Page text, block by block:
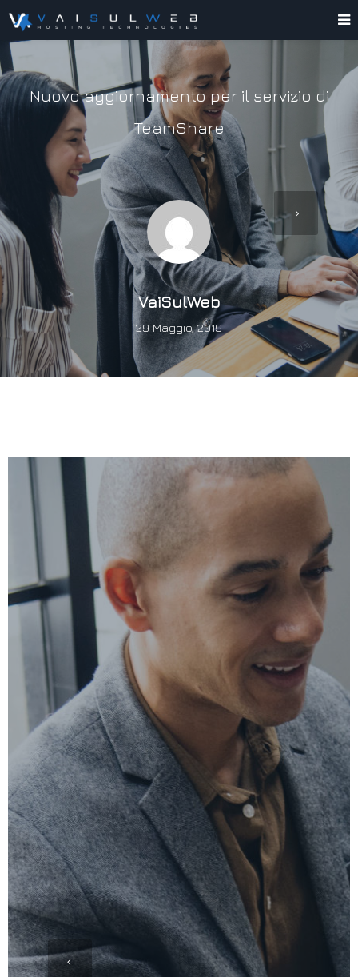
Nuovo aggiornamento per il servizio di
TeamShare
VaiSulWeb
29 Maggio, 2019
E’ stato pubblicato un nuovo aggiornamento per il servizio
TeamShare. La nuova versione include soprattutto
miglioramenti per le prestazioni ed alcune funzionalità per
una più semplice condivisione dei file. Contemporaneamente
sono stati anche aggiornati i client Windows e Mac e il
server agent per Windows. Inoltre una nuova versione della
app per Android che è stata distribuita sul Play Store di
Google e sarà quindi disponibile entro poche ore per tutti gli
utenti Android. Tra le novità di questa versione, l’accesso
semplificato alla app attraverso l’uso delle impronte digitali
per i dispositivi che supportano tale funzionalità.
Il servizio di TeamShare
Il servizio di TeamShare di VaiSulWeb consente di creare